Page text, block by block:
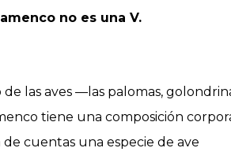
no es una V.
las aves —las palomas,
tiene una composición
de cuentas una especie de ave